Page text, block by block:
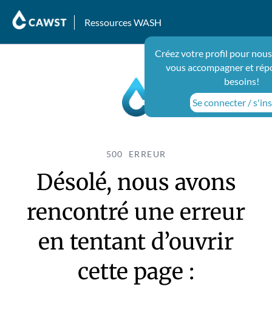
Ressources WASH
Créez votre profil pour
vous accompagner et
besoins!
Se connecter /
500 ERREUR
Désolé, nous avons
rencontré une erreur
en tentant d’ouvrir
cette page :